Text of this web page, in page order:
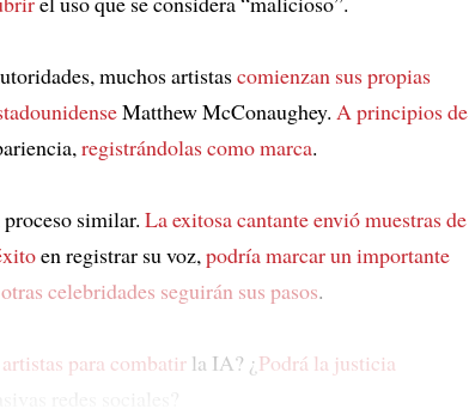
muchos artistascomienzan sus propias
Matthew McConaughey. A principios de
registrándolas como marca.
similar. La exitosa cantante envió muestras de
en registrar su voz, podría marcar un importante
celebridades seguirán sus pasos.
para combatir la IA? ¿ Podrá la justicia